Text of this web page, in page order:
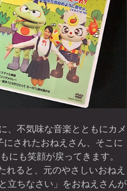
にされたおねえさん、そこに
にも笑顔が戻ってきます。
ると、元のやさしいおねえ
立ちなさい」をおねえさんが